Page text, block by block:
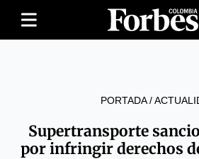
PORTADA/
Supertransporte
por infringir derechos